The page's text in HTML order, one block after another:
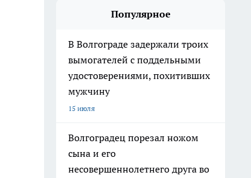
Популярное
В Волгограде задержали троих
вымогателей с поддельными
удостоверениями, похитивших
мужчину
15 июля
Волгоградец порезал ножом
сына и его
несовершеннолетнего друга во